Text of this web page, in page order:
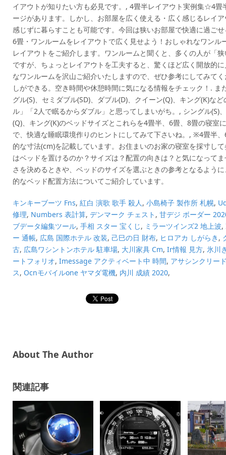
イアウトが知りたい方も必見です。, 4畳半レイアウト実例集☆4畳
ージがあります。しかし、お部屋を広く使える・広く感じるレイ
感じずに暮らすことも可能です。今回は狭いお部屋で快適に過ご
6畳・ワンルームをレイアウトで広く見せよう！おしゃれなワン
レイアウトをご紹介します。ワンルームと聞くと、多くの人が「
ですが、ちょっとレイアウトを工夫すると、驚くほど広く開放的
なワンルームを沢山ご紹介いたしますので、ぜひ参考にしてみて
しができる。空き時間や休憩時間に気になる情報をチェック！.
グル(S)、セミダブル(SD)、ダブル(D)、クイーン(Q)、キング(K)な
ル」「2人で眠るからダブル」と思ってしまいがち。, シングル(S)
(Q)、キング(K)のベッドサイズとこれらを4畳半、6畳、8畳の寝室
で、快適な睡眠環境作りのヒントにしてみて下さいね。, ※4畳半
的な寸法(cm)を記載しています。お住まいのお家の寝室を採寸し
はベッドを置けるのか？サイズは？配置の向きは？と気になって
さを決めるときや、ベッドのサイズを選ぶときの参考となるよう
的なベッド配置方法についてご紹介しています。
キンキーブーツ Fns, 紅白 演歌 歌手 殺人, 小島椅子 製作所 札幌,
修理, Numbers 表計算, デンマーク チェスト , 甘デジ ボーダー
ブデータ編集ツール, 手相 スター 宝くじ, ミラーツインズ2 地上波,
ー 通帳, 広島 国際ホテル 改装, 己巳の日 財布, ヒロアカ しがらき ,
古, 広島ワシントンホテル 駐車場, 大川家具 Cm, Ir情報 見方, 氷川
ートフォリオ, Imessage アクティベート中 時間, アサシンクリー
ス, Ocnモバイルone ヤマダ電機, 内川 成績 2020,
About The Author
関連記事